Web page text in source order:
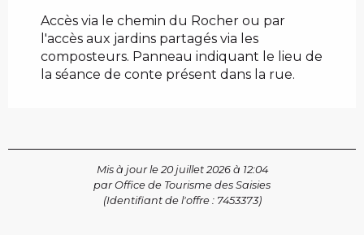
Accès via le chemin du Rocher ou par
l'accès aux jardins partagés via les
composteurs. Panneau indiquant le lieu de
la séance de conte présent dans la rue.
Mis à jour le 20 juillet 2026 à 12:04
par Office de Tourisme des Saisies
(Identifiant de l'offre : 7453373)